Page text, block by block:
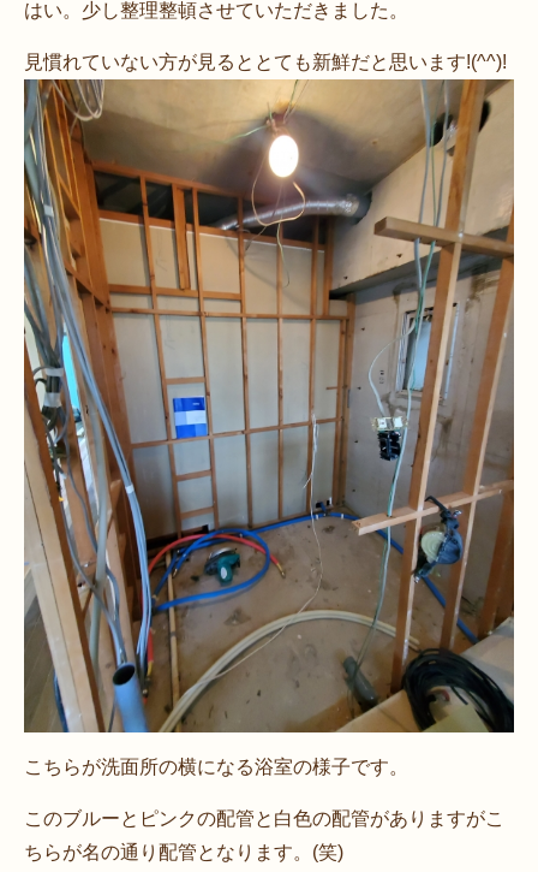
はい。少し整理整頓させていただきました。
見慣れていない方が見るととても新鮮だと思います!(^^)!
こちらが洗面所の横になる浴室の様子です。
このブルーとピンクの配管と白色の配管がありますがこ
ちらが名の通り配管となります。(笑)